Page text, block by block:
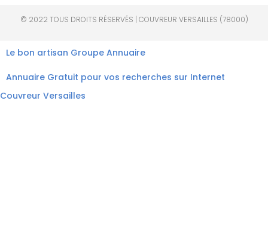
© 2022 TOUS DROITS RÉSERVÉS | COUVREUR VERSAILLES (78000)
Le bon artisan Groupe Annuaire
Annuaire Gratuit pour vos recherches sur Internet
Couvreur Versailles